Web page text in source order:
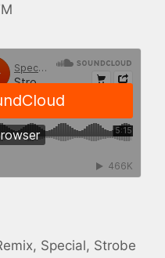
, Special, Strobe